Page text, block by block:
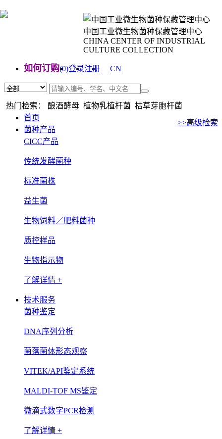
中国工业微生物菌种保藏管理中心
CHINA CENTER OF INDUSTRIAL
CULTURE COLLECTION
如何订购(0)登录注册
CN
热门检索： 酿酒酵母 植物乳植杆菌 枯草芽胞杆菌
>>高级检索
首页
菌种产品
CICC产品
传统发酵菌种
标准菌株
益生菌
生物饲料／肥料菌种
质控样品
生物指示物
了解详情 +
技术服务
菌种鉴定
DNA序列分析
菌落菌体形态观察
VITEK/API鉴定系统
MALDI-TOF MS鉴定
微滴式数字PCR检测
了解详情 +